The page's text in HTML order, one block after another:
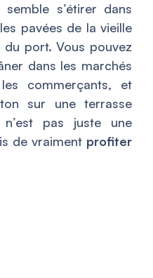
s’étirer dans
pavées de la vieille
port. Vous pouvez
dans les marchés
commerçants, et
sur une terrasse
pas juste une
de vraiment profiter